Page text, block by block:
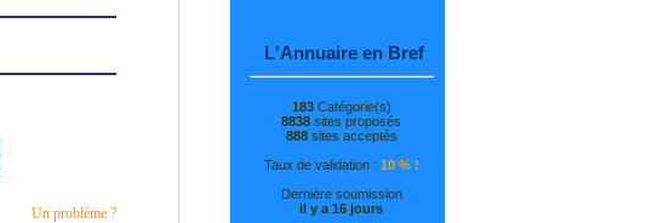
Un problème ?
L'Annuaire en Bref
183Catégorie(s)
8838 sites proposés
888sites acceptés
Taux de validation : 10 % !
Dernière soumission
il y a 16 jours